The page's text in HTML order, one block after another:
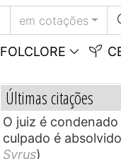
em cotações
FOLCLORE
Últimas citações
O juiz é
culpado é
Syrus)